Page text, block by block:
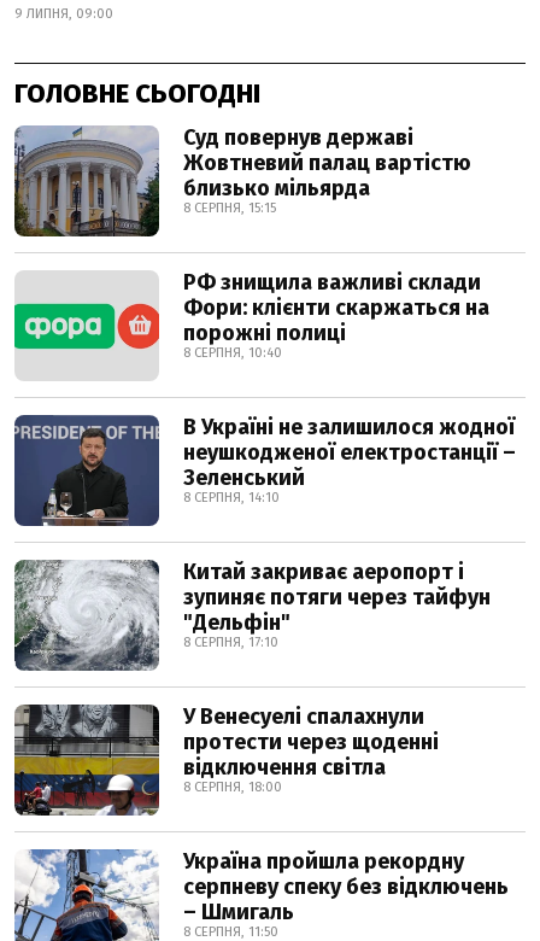
9 ЛИПНЯ, 09:00
ГОЛОВНЕ СЬОГОДНІ
Суд повернув державі
Жовтневий палац вартістю
близько мільярда
8 СЕРПНЯ, 15:15
РФ знищила важливі склади
Фори: клієнти скаржаться на
порожні полиці
8 СЕРПНЯ, 10:40
В Україні не залишилося жодної
неушкодженої електростанції –
Зеленський
8 СЕРПНЯ, 14:10
Китай закриває аеропорт і
зупиняє потяги через тайфун
"Дельфін"
8 СЕРПНЯ, 17:10
У Венесуелі спалахнули
протести через щоденні
відключення світла
8 СЕРПНЯ, 18:00
Україна пройшла рекордну
серпневу спеку без відключень
– Шмигаль
8 СЕРПНЯ, 11:50